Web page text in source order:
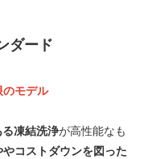
ダード
のモデル
る凍結洗浄が高性能なも
やコストダウンを図った